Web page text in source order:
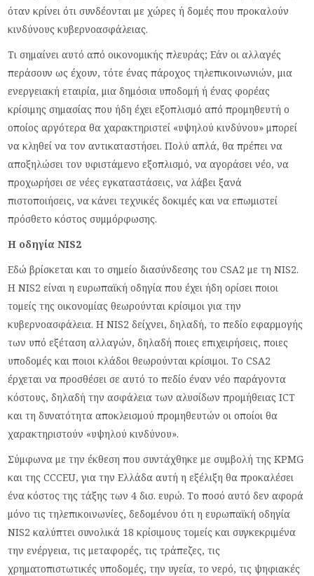
όταν κρίνει ότι συνδέονται με χώρες ή δομές που προκαλούν
κινδύνους κυβερνοασφάλειας.
Τι σημαίνει αυτό από οικονομικής πλευράς; Εάν οι αλλαγές
περάσουν ως έχουν, τότε ένας πάροχος τηλεπικοινωνιών, μια
ενεργειακή εταιρία, μια δημόσια υποδομή ή ένας φορέας
κρίσιμης σημασίας που ήδη έχει εξοπλισμό από προμηθευτή ο
οποίος αργότερα θα χαρακτηριστεί «υψηλού κινδύνου» μπορεί
να κληθεί να τον αντικαταστήσει. Πολύ απλά, θα πρέπει να
αποξηλώσει τον υφιστάμενο εξοπλισμό, να αγοράσει νέο, να
προχωρήσει σε νέες εγκαταστάσεις, να λάβει ξανά
πιστοποιήσεις, να κάνει τεχνικές δοκιμές και να επωμιστεί
πρόσθετο κόστος συμμόρφωσης.
Η οδηγία NIS2
Εδώ βρίσκεται και το σημείο διασύνδεσης του CSA2 με τη NIS2.
Η NIS2 είναι η ευρωπαϊκή οδηγία που έχει ήδη ορίσει ποιοι
τομείς της οικονομίας θεωρούνται κρίσιμοι για την
κυβερνοασφάλεια. Η NIS2 δείχνει, δηλαδή, το πεδίο εφαρμογής
των υπό εξέταση αλλαγών, δηλαδή ποιες επιχειρήσεις, ποιες
υποδομές και ποιοι κλάδοι θεωρούνται κρίσιμοι. Το CSA2
έρχεται να προσθέσει σε αυτό το πεδίο έναν νέο παράγοντα
κόστους, δηλαδή την ασφάλεια των αλυσίδων προμήθειας ICT
και τη δυνατότητα αποκλεισμού προμηθευτών οι οποίοι θα
χαρακτηριστούν «υψηλού κινδύνου».
Σύμφωνα με την έκθεση που συντάχθηκε με συμβολή της KPMG
και της CCCEU, για την Ελλάδα αυτή η εξέλιξη θα προκαλέσει
ένα κόστος της τάξης των 4 δισ. ευρώ. Το ποσό αυτό δεν αφορά
μόνο τις τηλεπικοινωνίες, δεδομένου ότι η ευρωπαϊκή οδηγία
NIS2 καλύπτει συνολικά 18 κρίσιμους τομείς και συγκεκριμένα
την ενέργεια, τις μεταφορές, τις τράπεζες, τις
χρηματοπιστωτικές υποδομές, την υγεία, το νερό, τις ψηφιακές